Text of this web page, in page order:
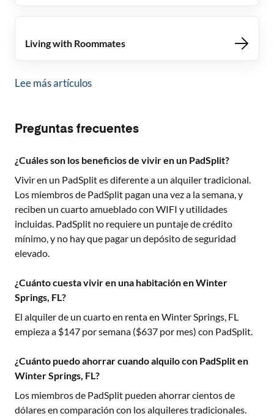
Living with Roommates
Lee más artículos
Preguntas frecuentes
¿Cuáles son los beneficios de vivir en un PadSplit?
Vivir en un PadSplit es diferente a un alquiler tradicional.
Los miembros de PadSplit pagan una vez a la semana, y
reciben un cuarto amueblado con WIFI y utilidades
incluidas. PadSplit no requiere un puntaje de crédito
mínimo, y no hay que pagar un depósito de seguridad
elevado.
¿Cuánto cuesta vivir en una habitación en Winter
Springs, FL?
El alquiler de un cuarto en renta en Winter Springs, FL
empieza a $147 por semana ($637 por mes) con PadSplit.
¿Cuánto puedo ahorrar cuando alquilo con PadSplit en
Winter Springs, FL?
Los miembros de PadSplit pueden ahorrar cientos de
dólares en comparación con los alquileres tradicionales.